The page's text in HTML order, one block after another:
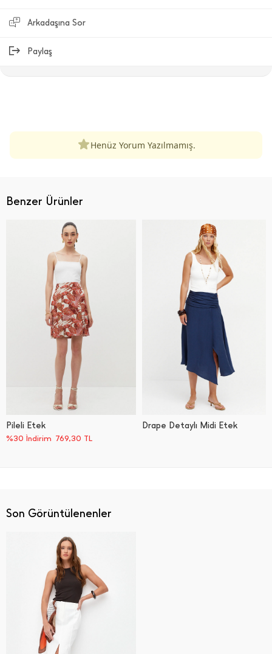
Arkadaşına Sor
Paylaş
Henüz Yorum Yazılmamış.
Benzer Ürünler
Pileli Etek
%30 İndirim 769,30 TL
Drape Detaylı Midi Etek
Son Görüntülenenler